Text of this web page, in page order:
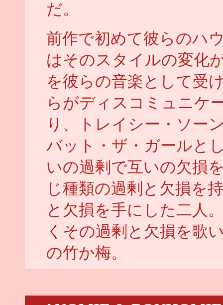
だ。
前作で初めて彼らのハ
はそのスタイルの変化
を彼らの音楽として受
らがディスコミュニケ
り、トレイシー・ソー
バット・ザ・ガールと
いの過剰で互いの欠損
じ種類の過剰と欠損を
と欠損を手にした二人
くその過剰と欠損を歌
の竹か梅。